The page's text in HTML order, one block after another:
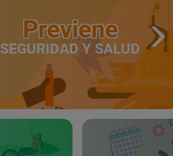
Previene
SEGURIDAD Y SALUD